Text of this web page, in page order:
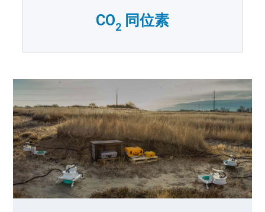
CO2 同位素